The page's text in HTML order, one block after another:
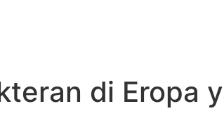
di Eropa